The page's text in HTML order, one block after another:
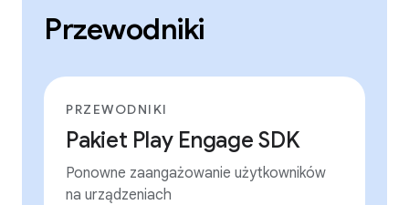
Przewodniki
PRZEWODNIKI
Pakiet Play Engage SDK
Ponowne zaangażowanie użytkowników
na urządzeniach